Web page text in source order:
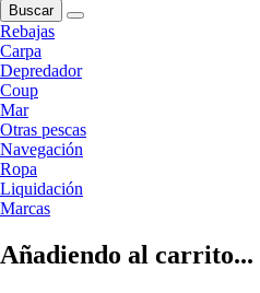
Buscar
Rebajas
Carpa
Depredador
Coup
Mar
Otras pescas
Navegación
Ropa
Liquidación
Marcas
Añadiendo al carrito...